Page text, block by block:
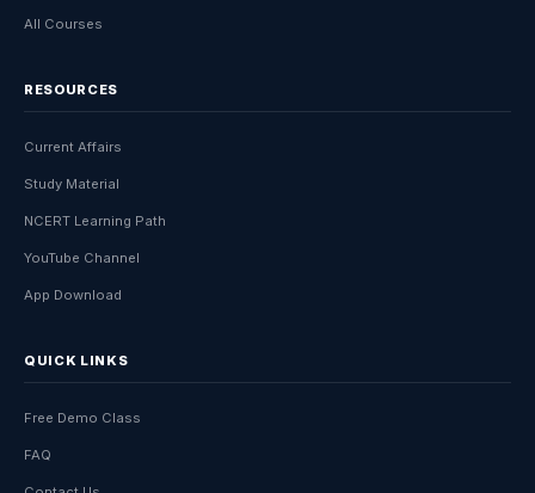
All Courses
RESOURCES
Current Affairs
Study Material
NCERT Learning Path
YouTube Channel
App Download
QUICK LINKS
Free Demo Class
FAQ